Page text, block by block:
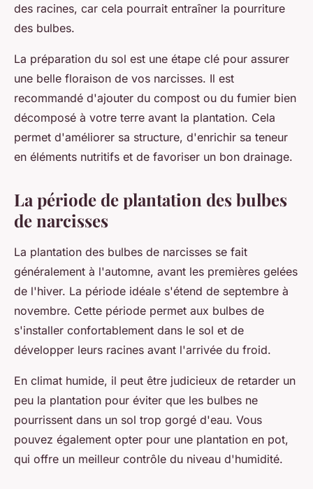
des racines, car cela pourrait entraîner la pourriture
des bulbes.
La préparation du sol est une étape clé pour assurer
une belle floraison de vos narcisses. Il est
recommandé d'ajouter du compost ou du fumier bien
décomposé à votre terre avant la plantation. Cela
permet d'améliorer sa structure, d'enrichir sa teneur
en éléments nutritifs et de favoriser un bon drainage.
La période de plantation des bulbes
de narcisses
La plantation des bulbes de narcisses se fait
généralement à l'automne, avant les premières gelées
de l'hiver. La période idéale s'étend de septembre à
novembre. Cette période permet aux bulbes de
s'installer confortablement dans le sol et de
développer leurs racines avant l'arrivée du froid.
En climat humide, il peut être judicieux de retarder un
peu la plantation pour éviter que les bulbes ne
pourrissent dans un sol trop gorgé d'eau. Vous
pouvez également opter pour une plantation en pot,
qui offre un meilleur contrôle du niveau d'humidité.